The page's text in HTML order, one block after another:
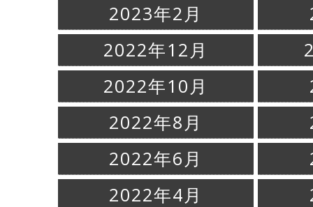
2023年2月
2022年12月
2022年10月
2022年8月
2022年6月
2022年4月